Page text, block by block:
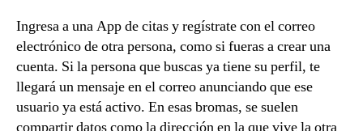
Ingresa a una App de citas y regístrate con el correo
electrónico de otra persona, como si fueras a crear una
cuenta. Si la persona que buscas ya tiene su perfil, te
llegará un mensaje en el correo anunciando que ese
usuario ya está activo. En esas bromas, se suelen